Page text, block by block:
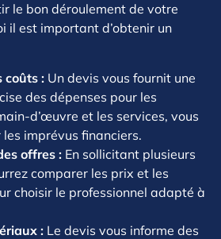
le bon déroulement de votre
il est important d’obtenir un
coûts : Un devis vous fournit une
des dépenses pour les
d’œuvre et les services, vous
imprévus financiers.
offres : En sollicitant plusieurs
comparer les prix et les
choisir le professionnel adapté à
: Le devis vous informe des